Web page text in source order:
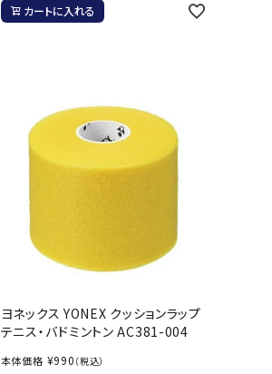
カートに入れる
ヨネックス YONEX クッションラップ
テニス・バドミントン AC381-004
本体価格 ¥990 （税込）